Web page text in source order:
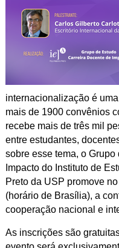
internacionalização é
mais de 1900 convênios
recebe mais de três mil
entre estudantes,
sobre esse tema, o
Impacto do Instituto de
Preto da USP promove
(horário de Brasília), a
cooperação nacional e
As inscrições são